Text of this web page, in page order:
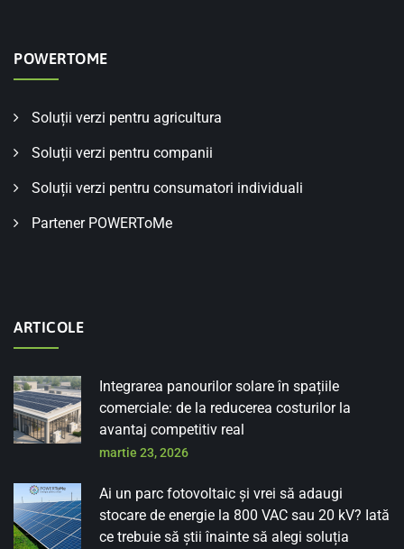
POWERTOME
Soluții verzi pentru agricultura
Soluții verzi pentru companii
Soluții verzi pentru consumatori individuali
Partener POWERToMe
ARTICOLE
Integrarea panourilor solare în spațiile
comerciale: de la reducerea costurilor la
avantaj competitiv real
martie 23, 2026
Ai un parc fotovoltaic și vrei să adaugi
stocare de energie la 800 VAC sau 20 kV? Iată
ce trebuie să știi înainte să alegi soluția